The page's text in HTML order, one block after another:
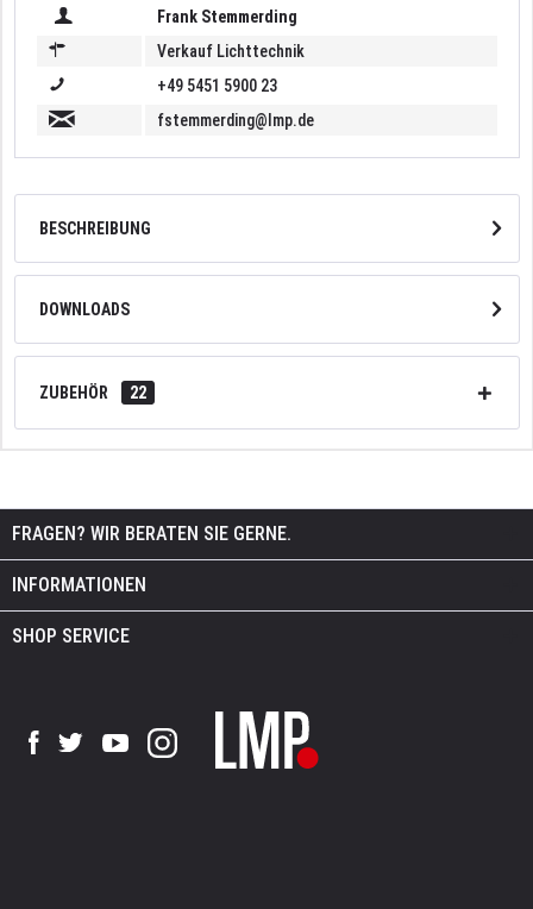
Frank Stemmerding
Verkauf Lichttechnik
+49 5451 5900 23
fstemmerding@lmp.de
BESCHREIBUNG
DOWNLOADS
ZUBEHÖR 22
FRAGEN? WIR BERATEN SIE GERNE.
INFORMATIONEN
SHOP SERVICE